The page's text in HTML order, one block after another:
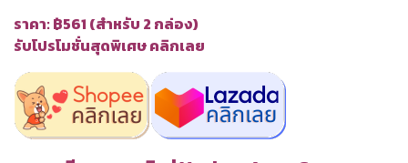
ราคา: ฿561 (สำหรับ 2 กล่อง)
รับโปรโมชั่นสุดพิเศษ คลิกเลย